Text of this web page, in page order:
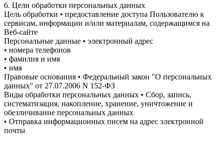
6. Цели обработки персональных данных
Цель обработки • предоставление доступа Пользователю к
сервисам, информации и/или материалам, содержащимся на
Веб-сайте
Персональные данные • электронный адрес
• номера телефонов
• фамилия и имя
• имя
Правовые основания • Федеральный закон "О персональных
данных" от 27.07.2006 N 152-ФЗ
Виды обработки персональных данных • Сбор, запись,
систематизация, накопление, хранение, уничтожение и
обезличивание персональных данных
• Отправка информационных писем на адрес электронной
почты